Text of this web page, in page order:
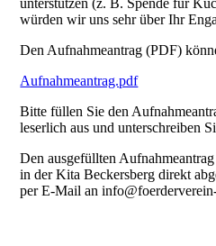
unterstützen (z. B. Spende für
würden wir uns sehr über Ihr
Den Aufnahmeantrag (PDF)
Aufnahmeantrag.pdf
Bitte füllen Sie den
leserlich aus und unterschreiben
Den ausgefüllten
in der Kita Beckersberg direkt
per E-Mail an